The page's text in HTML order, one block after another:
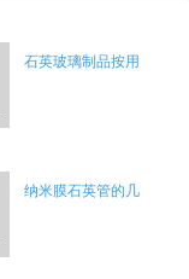
石英玻璃制品按用
纳米膜石英管的几